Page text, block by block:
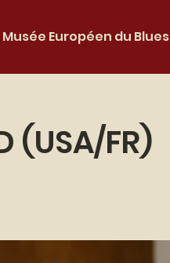
Musée Européen du Blues
(USA/FR)